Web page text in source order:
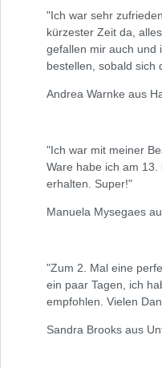
"Ich war sehr
kürzester Zeit da,
gefallen mir auch und
bestellen, sobald sich
Andrea Warnke aus
"Ich war mit meiner
Ware habe ich am 13.
erhalten. Super!"
Manuela Mysegaes
"Zum 2. Mal eine
ein paar Tagen, ich
empfohlen. Vielen
Sandra Brooks aus